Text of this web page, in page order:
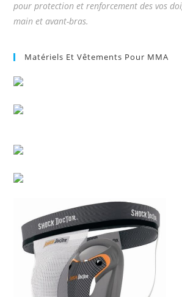
pour protection et renforcement des vos
main et avant-bras.
Matériels Et Vêtements Pour MMA